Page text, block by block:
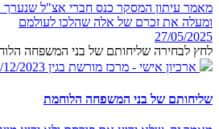
ומעלה את זכרם של אלה שהלכו לעולמם
27/05/2025
לחץ לבחירה שליחותם של בני המשפחה
ארכיון אישי - מרכז מורשת בגין 12/2023
שליחותם של בני המשפחה הלוחמת